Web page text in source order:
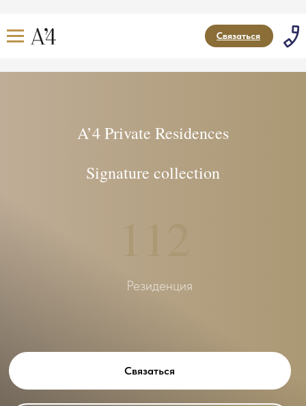
Связаться
A’4 Private Residences
Signature collection
Резиденция
Связаться